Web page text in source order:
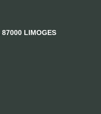
87000 LIMOGES